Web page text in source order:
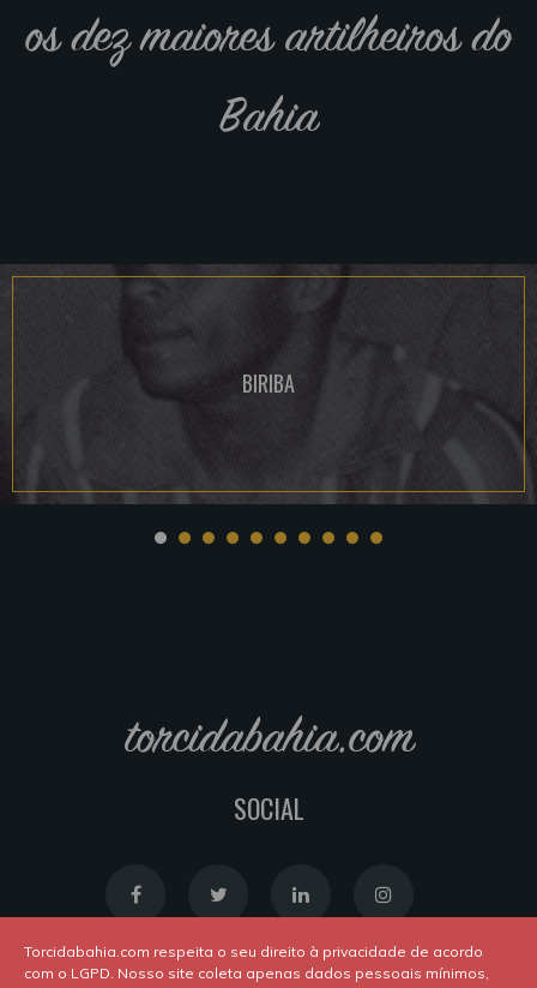
os dez maiores artilheiros do
Bahia
BIRIBA
torcidabahia.com
SOCIAL
Torcidabahia.com respeita o seu direito à privacidade de acordo
com o LGPD. Nosso site coleta apenas dados pessoais mínimos,